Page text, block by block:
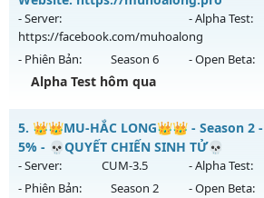
Antihack: SPK
15h ngày 06/08/2626
Exp: 220x - Drop: 20%
Kiểu reset: Reset In Game
Antihack: IGMU.DEV
- Server:
https://facebook.com/muhoalong
- Alpha Test:
- Phiên Bản: Season 6 - Open Beta:
Alpha Test hôm qua
MU HỎA LONG - 🌍 Website: https://
Mu mới ra tháng 08 2026 - Mở máy chủ
https://facebook.com/muhoalongvào
07/08/2626
5. 👑👑MU-HẮC LONG👑👑 - Season 2
5% - 💀QUYẾT CHIẾN SINH TỬ💀
- Server: CUM-3.5 - Alpha Test:
- Phiên Bản:
Season 2 - Open Beta: